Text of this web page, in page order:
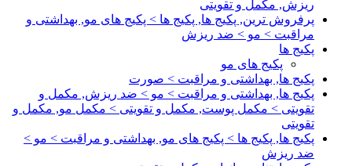
ریزش, مکمل و تقویتی
پرفروش ترین, پکیج ها, پکیج ها > پکیج های مو, بهداشتی و
مراقبت > مو > ضد ریزش
پکیج ها
پکیج های مو
پکیج ها, بهداشتی و مراقبت > صورت
پکیج ها, بهداشتی و مراقبت > مو > ضد ریزش, مکمل و
تقویتی > مکمل پوست, مکمل و تقویتی > مکمل مو, مکمل و
تقویتی
پکیج ها, پکیج ها > پکیج های مو, بهداشتی و مراقبت > مو >
ضد ریزش